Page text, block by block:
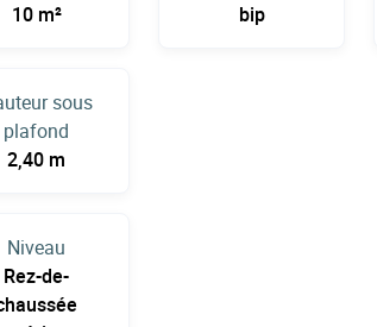
10 m²
sous
plafond
2,40 m
Niveau
Rez-de-
bip